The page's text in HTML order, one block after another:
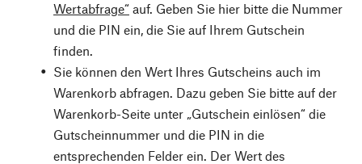
Wertabfrage“ auf. Geben Sie hier bitte die Nummer
und die PIN ein, die Sie auf Ihrem Gutschein
finden.
Sie können den Wert Ihres Gutscheins auch im
Warenkorb abfragen. Dazu geben Sie bitte auf der
Warenkorb-Seite unter „Gutschein einlösen“ die
Gutscheinnummer und die PIN in die
entsprechenden Felder ein. Der Wert des